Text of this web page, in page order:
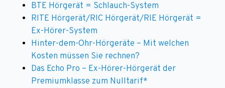
BTE Hörgerät = Schlauch-System
RITE Hörgerät/RIC Hörgerät/RIE Hörgerät =
Ex-Hörer-System
Hinter-dem-Ohr-Hörgeräte – Mit welchen
Kosten müssen Sie rechnen?
Das Echo Pro – Ex-Hörer-Hörgerät der
Premiumklasse zum Nulltarif*